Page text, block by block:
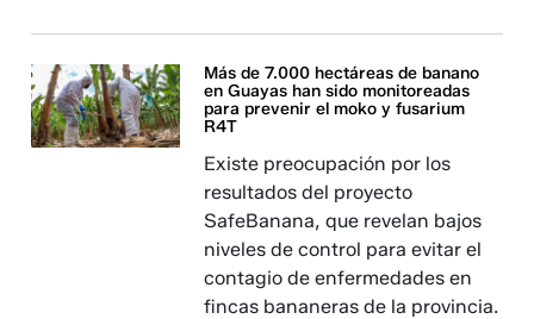
Más de 7.000 hectáreas de banano
en Guayas han sido monitoreadas
para prevenir el moko y fusarium
R4T
Existe preocupación por los
resultados del proyecto
SafeBanana, que revelan bajos
niveles de control para evitar el
contagio de enfermedades en
fincas bananeras de la provincia.